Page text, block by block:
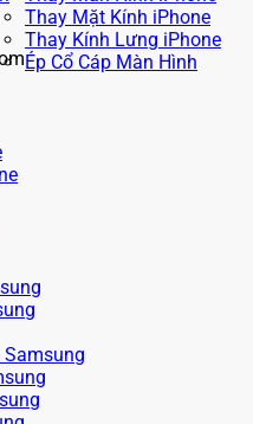
Thay Mặt Kính iPhone
Thay Kính Lưng iPhone
Ép Cổ Cáp Màn Hình
Samsung